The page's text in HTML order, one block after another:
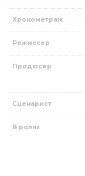
Хронометраж
Режиссер
Продюсер
Сценарист
В ролях